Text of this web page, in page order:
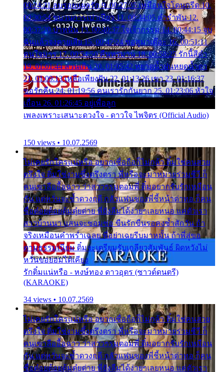
00:24:21 ลบรอยแผลรัก 9. 00:27:35 เหมือนใจโดนกรีด 10.
00:30:54 ขบวนการเปาเปียว 11. 00:34:05 คำรำพัน 12.
00:37:20 ปาหนัน 13. 00:40:37 ใจเจ้ากรรม 14. 00:44:15 จูบ
ฉันแล้วจงตายเสีย 15. 00:47:24 ขอสูมาเต๊อะ 16. 00:51:11
คนใจมาร 17. 00:54:50 คืนทรมาน 18. 00:58:25 รักนี้สีดำ
19. 01:01:44 ส่วนเกิน 20. 01:05:42 หยาดน้ำฝนหยดน้ำตา
21. 01:09:13 เหลือเพียงฝัน 22. 01:13:26 เขา 23. 01:16:37
ขอรักคืน 24. 01:19:56 คนเรารักกันยาก 25. 01:23:06 หัวใจ
เถื่อน 26. 01:26:45 อยู่เพื่อลูก
เพลงเพราะเสนาะดวงใจ - ดาวใจ ไพจิตร (Official Audio)
150 views • 10.07.2569
ไม่เคยรักใครแน่หรือ อยากเชื่อถือก็ไม่กล้า ติ๋มใช่คนสวย
ตรึงใจ ติ๋มใช่งามซึ้งตรึงตรา พี่หรือจะมาหมายร่วมชีวี ก็
คนเขาลืออื้อฉาว ว่าสาวๆรุมตอมพี่ ติ๋มอยากรับรักเหมือน
กัน แต่หวั่นจะช้ำดวงฤดี กลัวแฟนของพี่ชี้หน้าด่าทอ ก็คน
ชื่อต๋อยต้อยตุ้มตุ๋ยต่าย พี่ยังลืมได้ง่ายๆเลยหนอ แค่ตัวเรา
สาวบ้านนา แสนจะซอมซ่อ ขืนรักขืนรอคงช้ำสักวัน ถ้า
จริงเหมือนคำพร่ำเฉลย พี่อย่าเฉยรีบมาหมั้น ถ้าพี่สู่ขอ
ตามธรรมเนียม ติ๋มจะเตรียมรับเกลียวสัมพันธ์ ผิดหวังไม่
หวั่นขอยอมได้เคียง
รักติ๋มแน่หรือ - หงษ์ทอง ดาวอุดร (ซาวด์ดนตรี)
(KARAOKE)
34 views • 10.07.2569
ไม่เคยรักใครแน่หรือ อยากเชื่อถือก็ไม่กล้า ติ๋มใช่คนสวย
ตรึงใจ ติ๋มใช่งามซึ้งตรึงตรา พี่หรือจะมาหมายร่วมชีวี ก็
คนเขาลืออื้อฉาว ว่าสาวๆรุมตอมพี่ ติ๋มอยากรับรักเหมือน
กัน แต่หวั่นจะช้ำดวงฤดี กลัวแฟนของพี่ชี้หน้าด่าทอ ก็คน
ชื่อต๋อยต้อยตุ้มตุ๋ยต่าย พี่ยังลืมได้ง่ายๆเลยหนอ แค่ตัวเรา